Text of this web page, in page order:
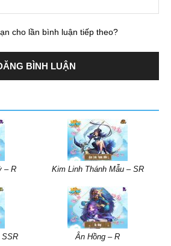
cho lần bình luận tiếp theo?
– R Kim Linh Thánh Mẫu – SR
Ân Hồng – R